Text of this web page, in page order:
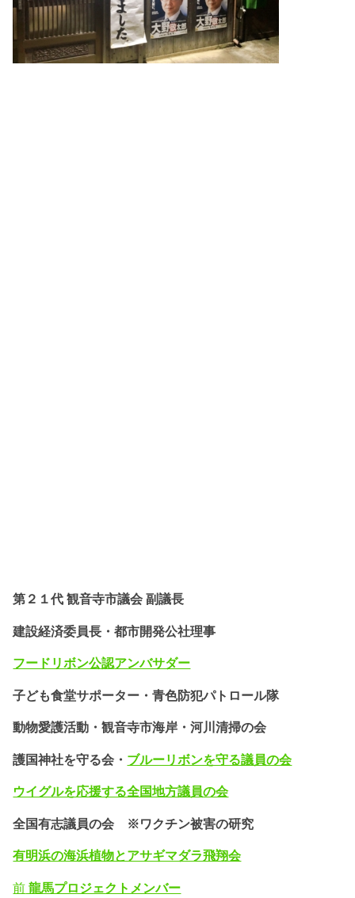
第２１代 観音寺市議会 副議長
建設経済委員長・都市開発公社理事
フードリボン公認アンバサダー
子ども食堂サポーター・青色防犯パトロール隊
動物愛護活動・観音寺市海岸・河川清掃の会
護国神社を守る会・ ブルーリボンを守る議員の会
ウイグルを応援する全国地方議員の会
全国有志議員の会 ※ワクチン被害の研究
有明浜の海浜植物とアサギマダラ飛翔会
前 龍馬プロジェクトメンバー